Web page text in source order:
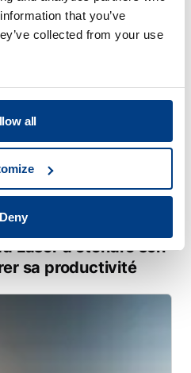
that you’ve
collected from your use
all
Deny
Laser à étendre son
sa productivité